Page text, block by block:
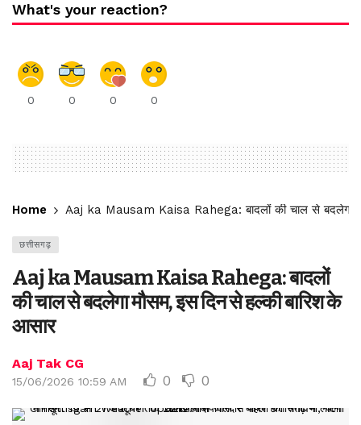
What's your reaction?
0 0 0 0
Home Aaj ka Mausam Kaisa Rahega: बादलों की चाल से बदलेगा
छत्तीसगढ़
Aaj ka Mausam Kaisa Rahega: बादलों
की चाल से बदलेगा मौसम, इस दिन से हल्की बारिश के
आसार
Aaj Tak CG
15/06/2026 10:59 AM 0 0